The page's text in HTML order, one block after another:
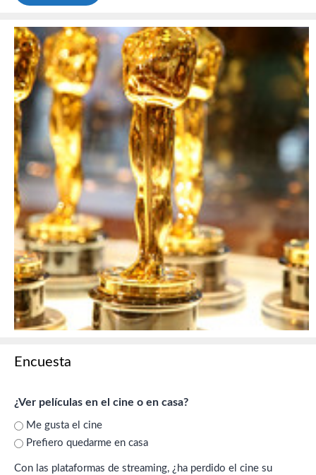
Encuesta
¿Ver películas en el cine o en casa?
Me gusta el cine
Prefiero quedarme en casa
Con las plataformas de streaming, ¿ha perdido el cine su